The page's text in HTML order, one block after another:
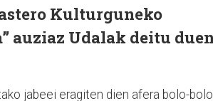
Kulturguneko
auziaz Udalak deitu
jabeei eragiten dien afera bolo-bolo